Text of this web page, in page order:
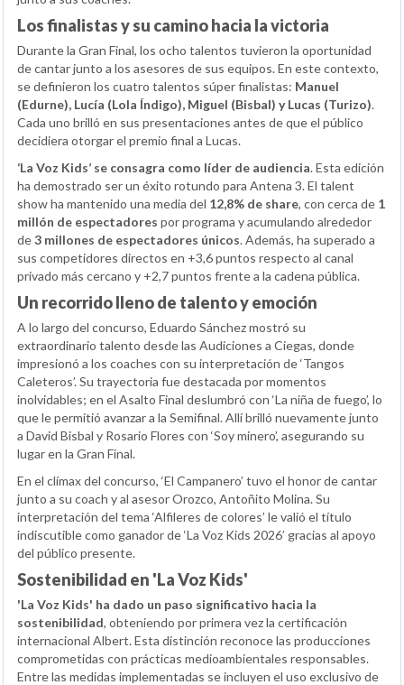
Los finalistas y su camino hacia la victoria
Durante la Gran Final, los ocho talentos tuvieron la oportunidad
de cantar junto a los asesores de sus equipos. En este contexto,
se definieron los cuatro talentos súper finalistas: Manuel
(Edurne), Lucía (Lola Índigo), Miguel (Bisbal) y Lucas (Turizo).
Cada uno brilló en sus presentaciones antes de que el público
decidiera otorgar el premio final a Lucas.
‘La Voz Kids’ se consagra como líder de audiencia. Esta edición
ha demostrado ser un éxito rotundo para Antena 3. El talent
show ha mantenido una media del 12,8% de share, con cerca de 1
millón de espectadores por programa y acumulando alrededor
de3 millones de espectadores únicos. Además, ha superado a
sus competidores directos en +3,6 puntos respecto al canal
privado más cercano y +2,7 puntos frente a la cadena pública.
Un recorrido lleno de talento y emoción
A lo largo del concurso, Eduardo Sánchez mostró su
extraordinario talento desde las Audiciones a Ciegas, donde
impresionó a los coaches con su interpretación de ‘Tangos
Caleteros’. Su trayectoria fue destacada por momentos
inolvidables; en el Asalto Final deslumbró con ‘La niña de fuego’, lo
que le permitió avanzar a la Semifinal. Allí brilló nuevamente junto
a David Bisbal y Rosario Flores con ‘Soy minero’, asegurando su
lugar en la Gran Final.
En el clímax del concurso, ‘El Campanero’ tuvo el honor de cantar
junto a su coach y al asesor Orozco, Antoñito Molina. Su
interpretación del tema ‘Alfileres de colores’ le valió el título
indiscutible como ganador de ‘La Voz Kids 2026’ gracias al apoyo
del público presente.
Sostenibilidad en 'La Voz Kids'
'La Voz Kids' ha dado un paso significativo hacia la
sostenibilidad, obteniendo por primera vez la certificación
internacional Albert. Esta distinción reconoce las producciones
comprometidas con prácticas medioambientales responsables.
Entre las medidas implementadas se incluyen el uso exclusivo de